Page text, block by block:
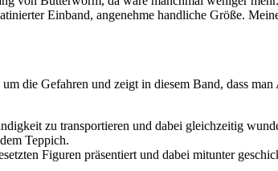
Einband, angenehme handliche Größe.
die Gefahren und zeigt in diesem Band, dass man
zu transportieren und dabei gleichzeitig
Teppich.
Figuren präsentiert und dabei mitunter